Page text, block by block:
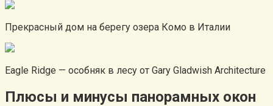
Прекрасный дом на берегу озера Комо в Италии
Eagle Ridge — особняк в лесу от Gary Gladwish Architecture
Плюсы и минусы панорамных окон